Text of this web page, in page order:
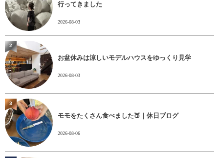
行ってきました
2026-08-03
お盆休みは涼しいモデルハウスをゆっくり見学
2026-08-03
2
モモをたくさん食べました🍑｜休日ブログ
2026-08-06
3